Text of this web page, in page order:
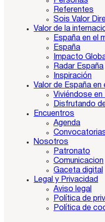
Referentes
Sois Valor
Valor de la
España en el
España
Impacto
Radar España
Inspiración
Valor de España en
Viviéndose en
Disfrutando
Encuentros
Agenda
Nosotros
Patronato
Comunicacion
Gaceta digital
Legal y Privacidad
Aviso legal
Política de
Política de